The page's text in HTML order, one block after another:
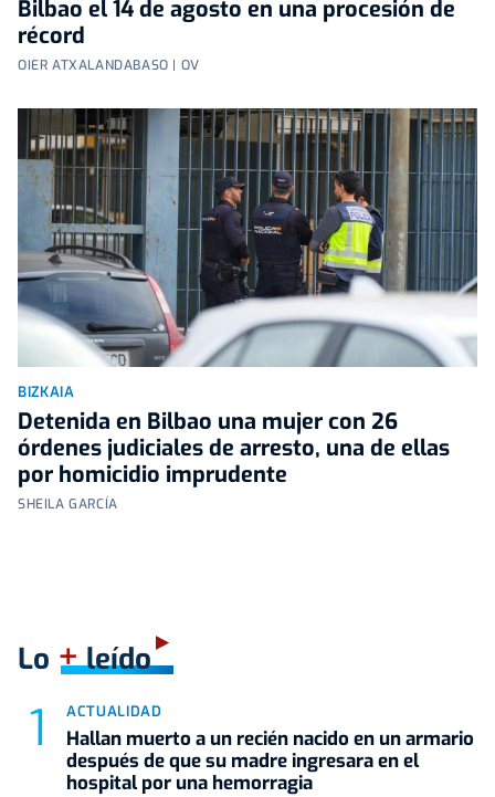
Bilbao el 14 de agosto en una procesión de
récord
OIER ATXALANDABASO | OV
BIZKAIA
Detenida en Bilbao una mujer con 26
órdenes judiciales de arresto, una de ellas
por homicidio imprudente
SHEILA GARCÍA
Lo +leído
ACTUALIDAD
Hallan muerto a un recién nacido en un armario
después de que su madre ingresara en el
hospital por una hemorragia